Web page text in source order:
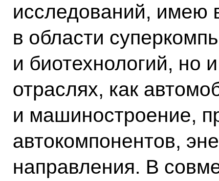
исследований, имею
в области
и биотехнологий, но
отраслях, как
и машиностроение,
автокомпонентов,
направления. В